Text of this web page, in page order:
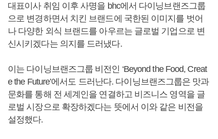
대표이사 취임 이후 사명을 bhc에서 다이닝브랜즈그룹
으로 변경하면서 치킨 브랜드에 국한된 이미지를 벗어
나 다양한 외식 브랜드를 아우르는 글로벌 기업으로 변
신시키겠다는 의지를 드러냈다.
이는 다이닝브랜즈그룹 비전인 ‘Beyond the Food, Creat
e the Future’에서도 드러난다. 다이닝브랜즈그룹은 맛과
문화를 통해 전 세계인을 연결하고 비즈니스 영역을 글
로벌 시장으로 확장하겠다는 뜻에서 이와 같은 비전을
설정했다.